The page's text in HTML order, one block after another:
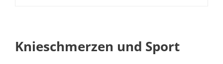
Knieschmerzen und Sport